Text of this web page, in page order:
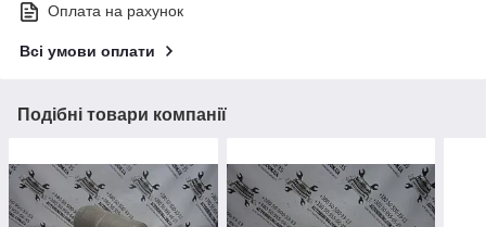
Оплата на рахунок
Всі умови оплати
Подібні товари компанії